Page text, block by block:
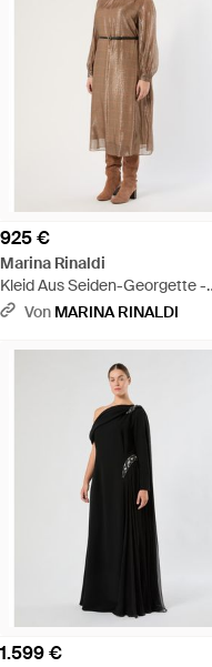
925 €
Marina Rinaldi
Kleid Aus Seiden-Georgette -
Natur
Von MARINA RINALDI
1.599 €